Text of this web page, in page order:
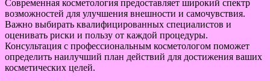
Современная косметология предоставляет широкий спектр
возможностей для улучшения внешности и самочувствия.
Важно выбирать квалифицированных специалистов и
оценивать риски и пользу от каждой процедуры.
Консультация с профессиональным косметологом поможет
определить наилучший план действий для достижения ваших
косметических целей.